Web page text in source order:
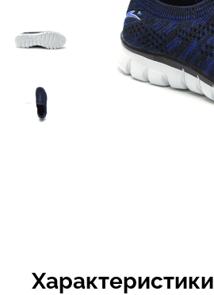
Характеристики